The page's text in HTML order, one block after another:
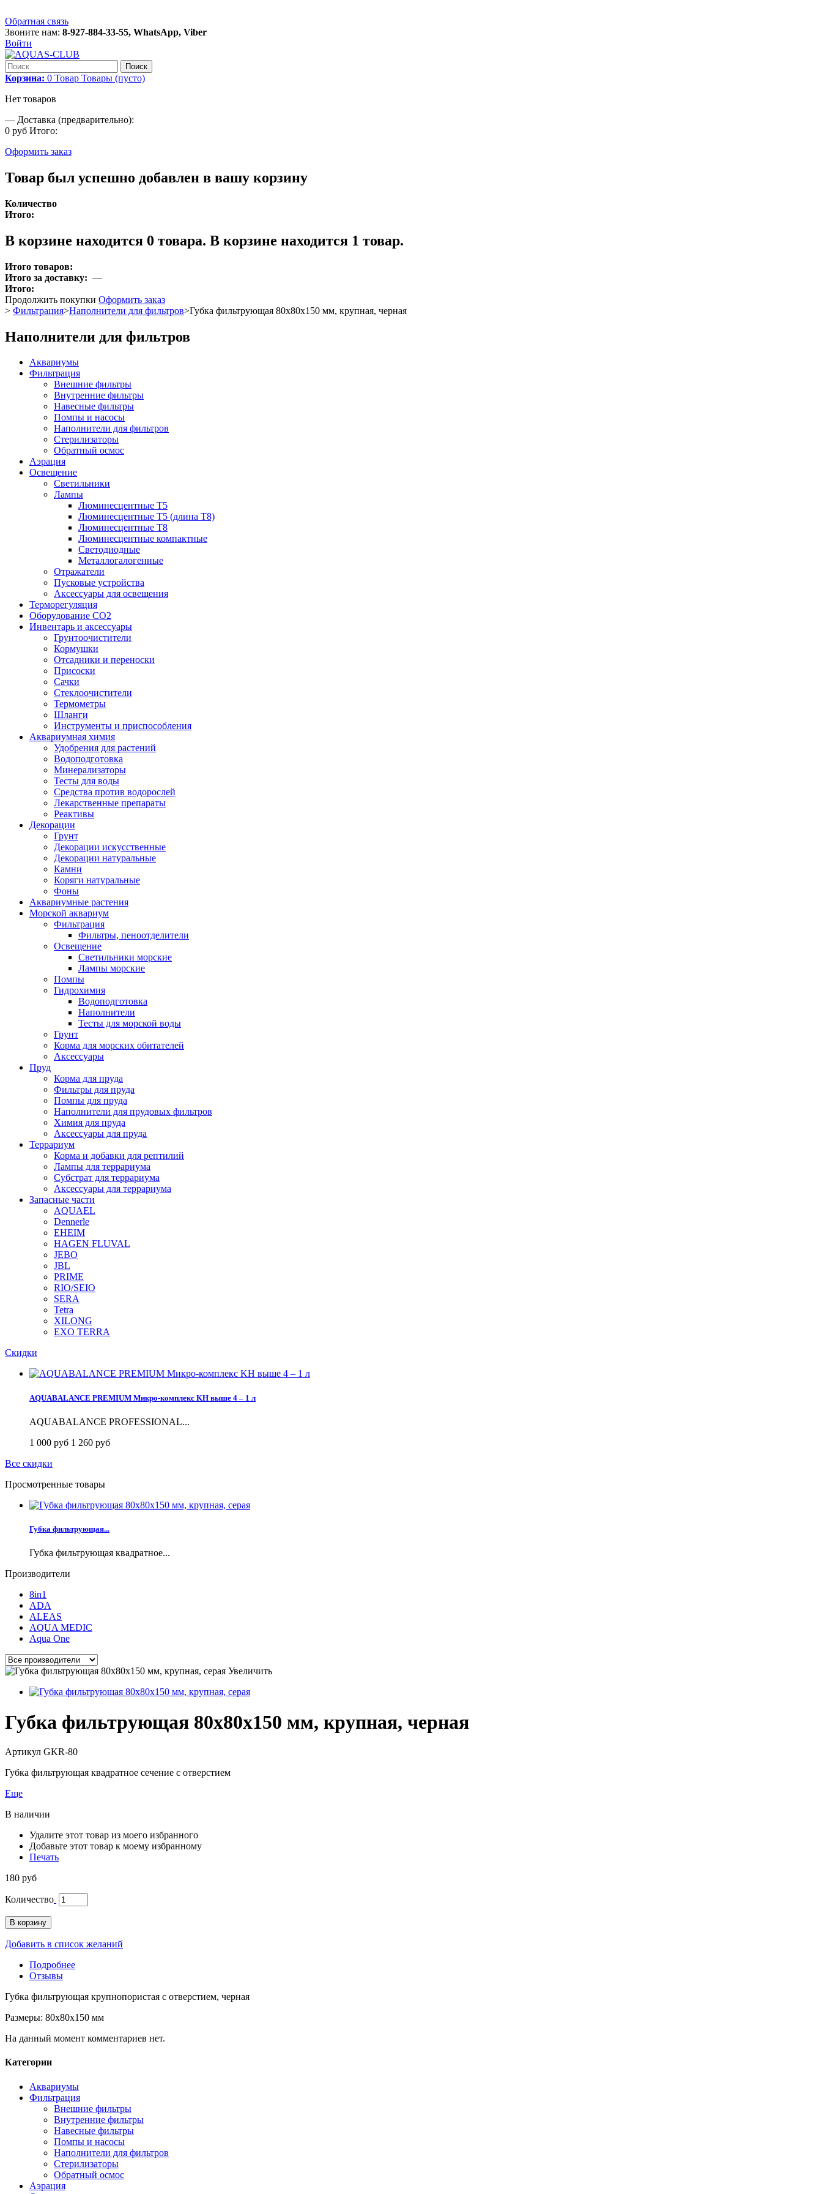
Обратная связь
Звоните нам: 8-927-884-33-55, WhatsApp, Viber
Войти
Поиск
Корзина: 0 Товар Товары (пусто)
Нет товаров
— Доставка (предварительно):
0 руб Итого:
Оформить заказ
Товар был успешно добавлен в вашу корзину
Количество
Итого:
В корзине находится 0 товара. В корзине находится 1 товар.
Итого товаров:
Итого за доставку: —
Итого:
Продолжить покупки Оформить заказ
> Фильтрация>Наполнители для фильтров>Губка фильтрующая 80х80х150 мм, крупная, черная
Наполнители для фильтров
Аквариумы
Фильтрация
Внешние фильтры
Внутренние фильтры
Навесные фильтры
Помпы и насосы
Наполнители для фильтров
Стерилизаторы
Обратный осмос
Аэрация
Освещение
Светильники
Лампы
Люминесцентные T5
Люминесцентные T5 (длина T8)
Люминесцентные T8
Люминесцентные компактные
Светодиодные
Металлогалогенные
Отражатели
Пусковые устройства
Аксессуары для освещения
Терморегуляция
Оборудование CO2
Инвентарь и аксессуары
Грунтоочистители
Кормушки
Отсадники и переноски
Присоски
Сачки
Стеклоочистители
Термометры
Шланги
Инструменты и приспособления
Аквариумная химия
Удобрения для растений
Водоподготовка
Минерализаторы
Тесты для воды
Средства против водорослей
Лекарственные препараты
Реактивы
Декорации
Грунт
Декорации искусственные
Декорации натуральные
Камни
Коряги натуральные
Фоны
Аквариумные растения
Морской аквариум
Фильтрация
Фильтры, пеноотделители
Освещение
Светильники морские
Лампы морские
Помпы
Гидрохимия
Водоподготовка
Наполнители
Тесты для морской воды
Грунт
Корма для морских обитателей
Аксессуары
Пруд
Корма для пруда
Фильтры для пруда
Помпы для пруда
Наполнители для прудовых фильтров
Химия для пруда
Аксессуары для пруда
Террариум
Корма и добавки для рептилий
Лампы для террариума
Субстрат для террариума
Аксессуары для террариума
Запасные части
AQUAEL
Dennerle
EHEIM
HAGEN FLUVAL
JEBO
JBL
PRIME
RIO/SEIO
SERA
Tetra
XILONG
EXO TERRA
Скидки
AQUABALANCE PREMIUM Микро-комплекс KH выше 4 – 1 л
AQUABALANCE PROFESSIONAL...
1 000 руб 1 260 руб
Все скидки
Просмотренные товары
Губка фильтрующая...
Губка фильтрующая квадратное...
Производители
8in1
ADA
ALEAS
AQUA MEDIC
Aqua One
Увеличить
Губка фильтрующая 80х80х150 мм, крупная, черная
Артикул GKR-80
Губка фильтрующая квадратное сечение с отверстием
Еще
В наличии
Удалите этот товар из моего избранного
Добавьте этот товар к моему избранному
Печать
180 руб
Количество
В корзину
Добавить в список желаний
Подробнее
Отзывы
Губка фильтрующая крупнопористая с отверстием, черная
Размеры: 80х80х150 мм
На данный момент комментариев нет.
Категории
Аквариумы
Фильтрация
Внешние фильтры
Внутренние фильтры
Навесные фильтры
Помпы и насосы
Наполнители для фильтров
Стерилизаторы
Обратный осмос
Аэрация